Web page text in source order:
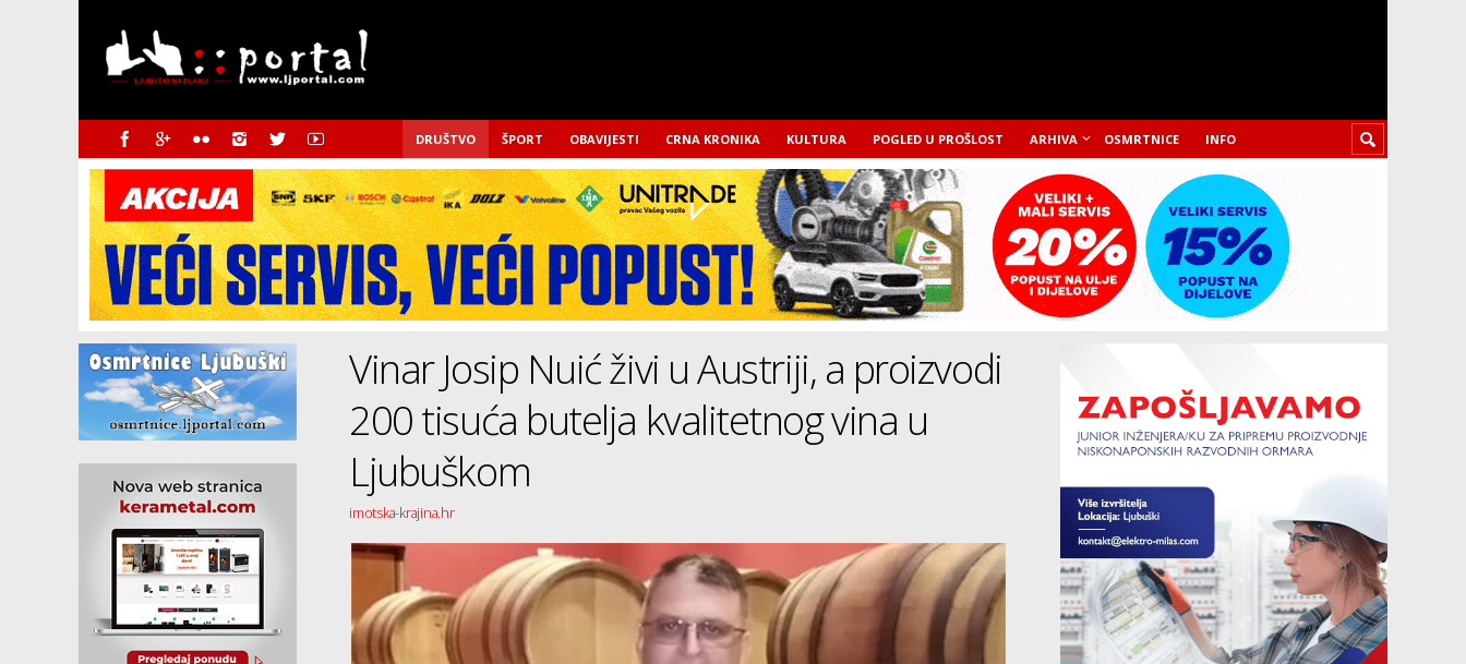
DRUŠTVO ŠPORT OBAVIJESTI CRNA KRONIKA KULTURA POGLED U PROŠLOST ARHIVA OSMRTNICE INFO
Vinar Josip Nuić živi u Austriji, a proizvodi
200 tisuća butelja kvalitetnog vina u
Ljubuškom
imotska-krajina.hr